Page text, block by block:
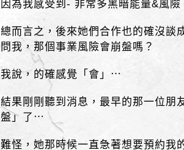
因為我感受到- 非常多黑暗能量&風險
總而言之，後來她們合作也的確沒談
問我，那個事業風險會崩盤嗎？
我說，的確感覺「會」⋯
結果剛剛聽到消息，最早的那一位朋
盤」了⋯
難怪，她那時候一直急著想要預約我